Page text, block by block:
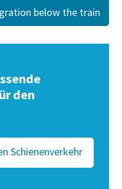
below the train
den
Schienenverkehr